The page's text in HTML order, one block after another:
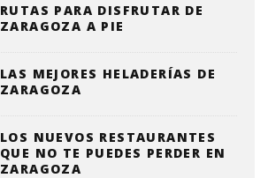
RUTAS PARA DISFRUTAR DE
ZARAGOZA A PIE
LAS MEJORES HELADERÍAS DE
ZARAGOZA
LOS NUEVOS RESTAURANTES
QUE NO TE PUEDES PERDER EN
ZARAGOZA